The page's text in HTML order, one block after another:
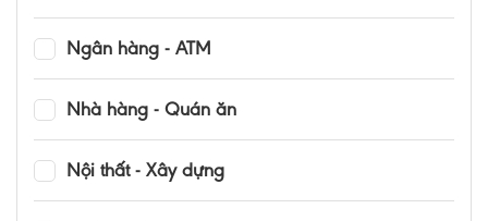
Ngân hàng - ATM
Nhà hàng - Quán ăn
Nội thất - Xây dựng